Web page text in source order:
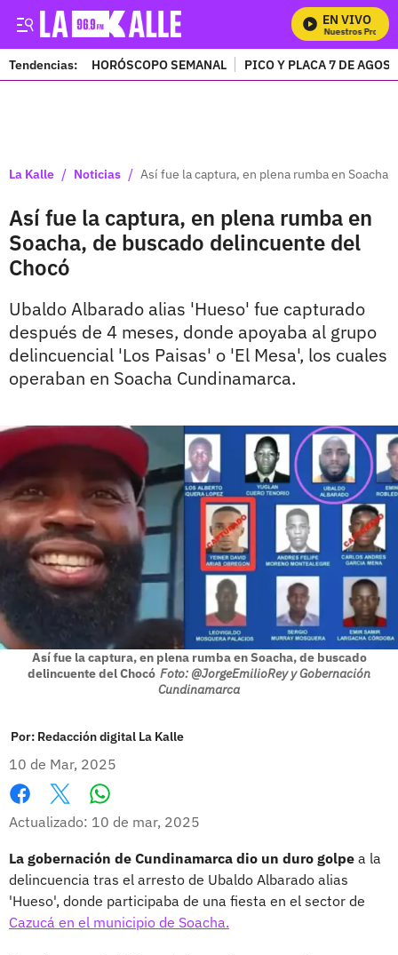
EN VIVO
Mira Todos Nuestros
Tendencias: HORÓSCOPO SEMANAL PICO Y PLACA 7 DE
La Kalle / Noticias / Así fue la captura, en plena rumba en
Así fue la captura, en plena rumba en
Soacha, de buscado delincuente del
Chocó
Ubaldo Albarado alias 'Hueso' fue capturado
después de 4 meses, donde apoyaba al grupo
delincuencial 'Los Paisas' o 'El Mesa', los cuales
operaban en Soacha Cundinamarca.
Así fue la captura, en plena rumba en Soacha, de buscado
delincuente del Chocó Foto: @JorgeEmilioRey y Gobernación
Cundinamarca
Por: Redacción digital La Kalle
10 de Mar, 2025
Facebook
X
Actualizado: 10 de mar, 2025
La gobernación de Cundinamarca dio un duro golpe a la
delincuencia tras el arresto de Ubaldo Albarado alias
'Hueso', donde participaba de una fiesta en el sector de
Cazucá en el municipio de Soacha.